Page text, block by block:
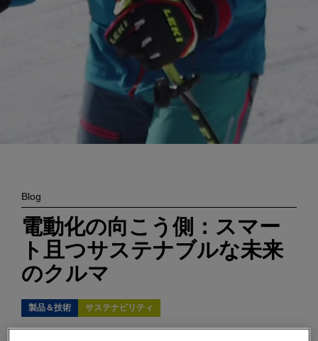
Blog
電動化の向こう側：スマー
ト且つサステナブルな未来
のクルマ
製品＆技術 サステナビリティ